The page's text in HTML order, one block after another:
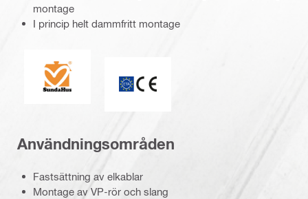
montage
I princip helt dammfritt montage
SundaHus
Användningsområden
Fastsättning av elkablar
Montage av VP-rör och slang